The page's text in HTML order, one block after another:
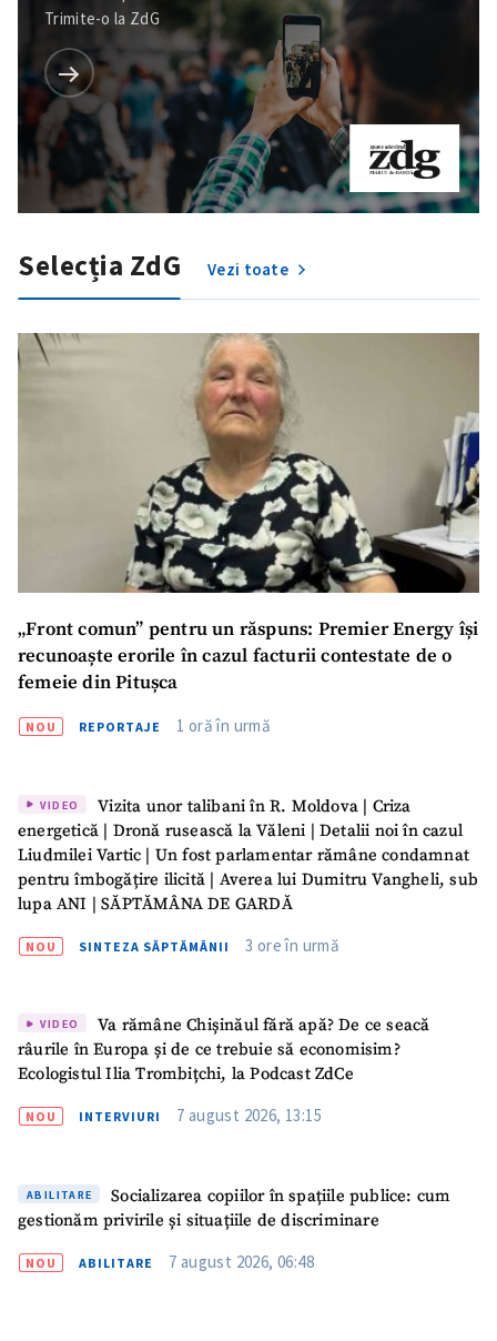
Trimite-o la ZdG
Selecția ZdG Vezi toate
„Front comun” pentru un răspuns: Premier Energy își
recunoaște erorile în cazul facturii contestate de o
femeie din Pitușca
NOU REPORTAJE 1 oră în urmă
VIDEO
Vizita unor talibani în R. Moldova | Criza
energetică | Dronă rusească la Văleni | Detalii noi în cazul
Liudmilei Vartic | Un fost parlamentar rămâne condamnat
pentru îmbogățire ilicită | Averea lui Dumitru Vangheli, sub
lupa ANI | SĂPTĂMÂNA DE GARDĂ
NOU SINTEZA SĂPTĂMÂNII 3 ore în urmă
VIDEO
Va rămâne Chișinăul fără apă? De ce seacă
râurile în Europa și de ce trebuie să economisim?
Ecologistul Ilia Trombițchi, la Podcast ZdCe
NOU INTERVIURI 7 august 2026, 13:15
ABILITARE
Socializarea copiilor în spațiile publice: cum
gestionăm privirile și situațiile de discriminare
NOU ABILITARE 7 august 2026, 06:48